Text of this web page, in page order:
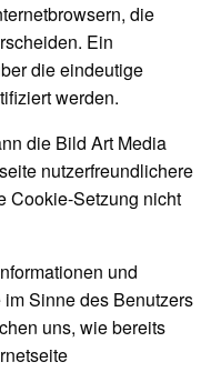
die
Ein
die eindeutige
werden.
die Bild Art Media
nutzerfreundlichere
Cookie-Setzung nicht
und
Sinne des Benutzers
uns, wie bereits